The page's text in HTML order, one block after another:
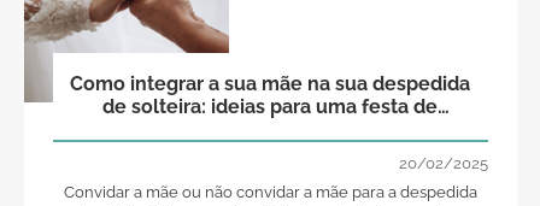
Como integrar a sua mãe na sua despedida
de solteira: ideias para uma festa de
20/02/2025
Convidar a mãe ou não convidar a mãe para a despedida